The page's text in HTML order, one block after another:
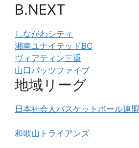
B.NEXT
しながわシティ
湘南ユナイテッドBC
ヴィアティン三重
山口パッツファイブ
地域リーグ
日本社会人バスケットボール連盟
和歌山トライアンズ